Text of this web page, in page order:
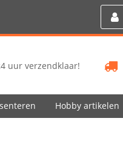
uur verzendklaar!
Hobby artikelen